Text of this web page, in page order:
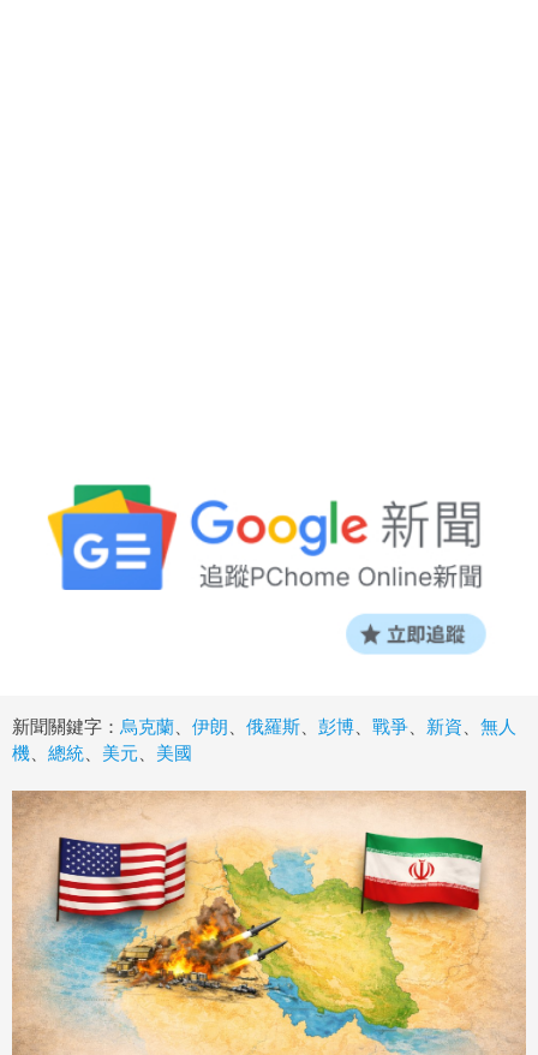
新聞關鍵字： 烏克蘭 伊朗 俄羅斯 彭博 戰爭 新資
無人
機
總統 美元 美國